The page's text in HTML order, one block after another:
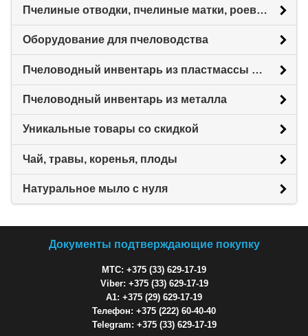
Пчелиные отводки, пчелиные матки, роевни
Оборудование для пчеловодства
Пчеловодный инвентарь из пластмассы для пасеки
Пчеловодный инвентарь из металла
Уникальные товары со скидкой
Чай, травы, коренья, плоды
Натуральное мыло с нуля
Документы подтверждающие покупку
МТС: +375 (33) 629-17-19
Viber: +375 (33) 629-17-19
A1: +375 (29) 629-17-19
Телефон: +375 (222) 60-40-40
Telegram: +375 (33) 629-17-19